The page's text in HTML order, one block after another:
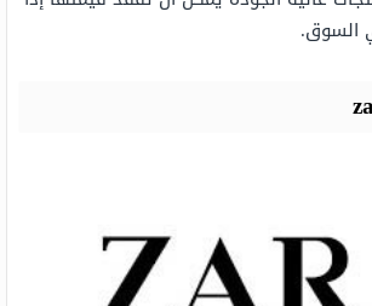
السوق.